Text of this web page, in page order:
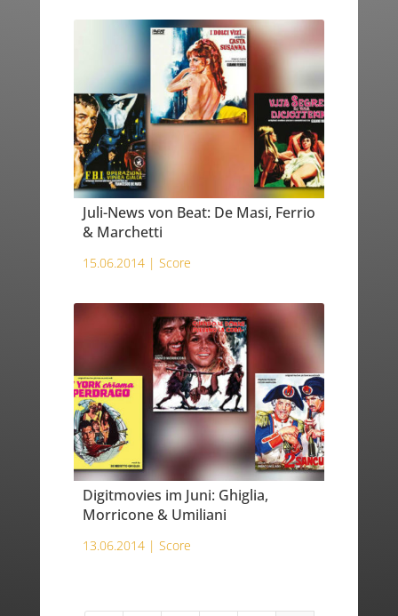
Juli-News von Beat: De Masi, Ferrio
& Marchetti
15.06.2014 | Score
Digitmovies im Juni: Ghiglia,
Morricone & Umiliani
13.06.2014 | Score